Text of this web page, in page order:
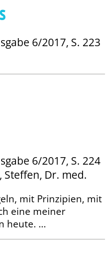
6/2017, S. 223
6/2017, S. 224
Steffen, Dr. med.
mit Prinzipien, mit
eine meiner
heute. ...